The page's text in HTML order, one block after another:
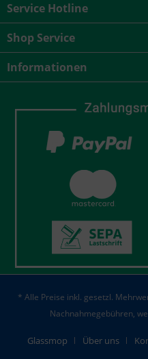
Service Hotline
Shop Service
Informationen
* Alle Preise inkl. gesetzl.
Nachnahmegebühren,
Glassmop Über uns